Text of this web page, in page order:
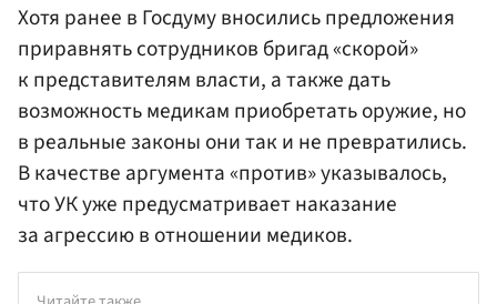
Хотя ранее в Госдуму вносились предложения
приравнять сотрудников бригад «скорой»
к представителям власти, а также дать
возможность медикам приобретать оружие, но
в реальные законы они так и не превратились.
В качестве аргумента «против» указывалось,
что УК уже предусматривает наказание
за агрессию в отношении медиков.